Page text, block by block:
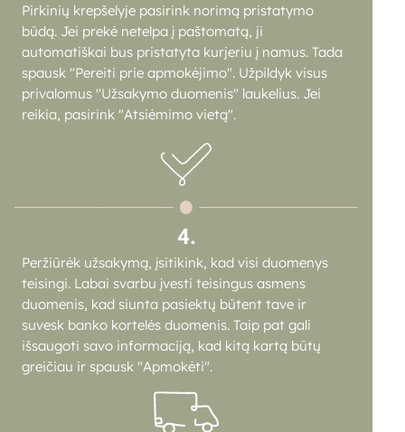
Pirkinių krepšelyje pasirink norimą pristatymo
būdą. Jei prekė netelpa į paštomatą, ji
automatiškai bus pristatyta kurjeriu į namus. Tada
spausk "Pereiti prie apmokėjimo". Užpildyk visus
privalomus "Užsakymo duomenis" laukelius. Jei
reikia, pasirink "Atsiėmimo vietą".
4.
Peržiūrėk užsakymą, įsitikink, kad visi duomenys
teisingi. Labai svarbu įvesti teisingus asmens
duomenis, kad siunta pasiektų būtent tave ir
suvesk banko kortelės duomenis. Taip pat gali
išsaugoti savo informaciją, kad kitą kartą būtų
greičiau ir spausk "Apmokėti".